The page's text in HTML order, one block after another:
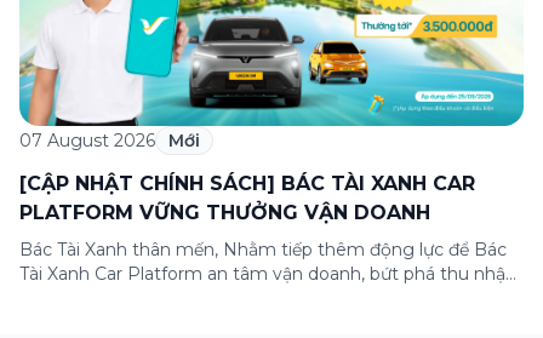
07 August 2026 Mới
[CẬP NHẬT CHÍNH SÁCH] BÁC TÀI XANH CAR
PLATFORM VỮNG THƯỞNG VẬN DOANH
Bác Tài Xanh thân mến, Nhằm tiếp thêm động lực để Bác
Tài Xanh Car Platform an tâm vận doanh, bứt phá thu nhập